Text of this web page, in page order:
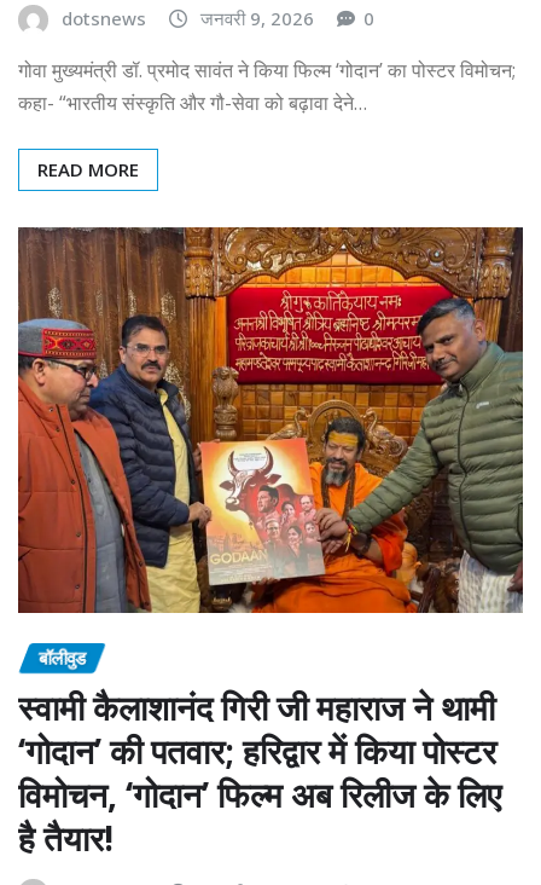
dotsnews जनवरी 9, 2026 0
गोवा मुख्यमंत्री डॉ. प्रमोद सावंत ने किया फिल्म ‘गोदान’ का पोस्टर विमोचन;
कहा- “भारतीय संस्कृति और गौ-सेवा को बढ़ावा देने…
READ MORE
बॉलीवुड
स्वामी कैलाशानंद गिरी जी महाराज ने थामी
‘गोदान’ की पतवार; हरिद्वार में किया पोस्टर
विमोचन, ‘गोदान’ फिल्म अब रिलीज के लिए
है तैयार!